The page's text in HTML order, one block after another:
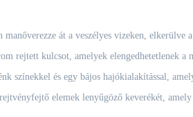
át a veszélyes vizeken, elkerülve
rejtett kulcsot, amelyek elengedhetetlenek a
színekkel és egy bájos hajókialakítással,
elemek lenyűgöző keverékét,